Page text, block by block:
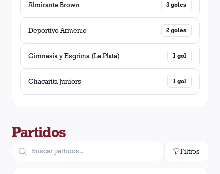
Almirante Brown 3 goles
Deportivo Armenio 2 goles
Gimnasia y Esgrima (La Plata) 1 gol
Chacarita Juniors 1 gol
Colon (Santa Fé) 1 gol
Deportivo Morón
Deportivo Español
Partidos
Filtros